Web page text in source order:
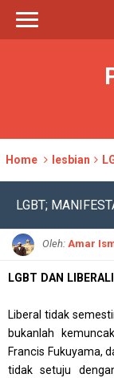
Home lesbian
LGBT;
Oleh: Amar
LGBT DAN
Liberal tidak
bukanlah
Francis Fukuyama,
tidak setuju